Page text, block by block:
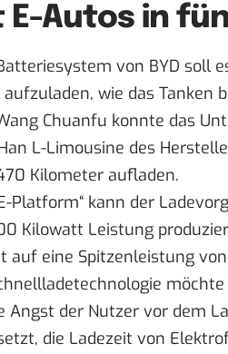
E-Autos in
von BYD soll
wie das Tanken
Chuanfu konnte das
L-Limousine des
Kilometer aufladen.
Platform“ kann der
Kilowatt Leistung
auf eine Spitzenleistung
Angst der Nutzer vor dem
die Ladezeit von